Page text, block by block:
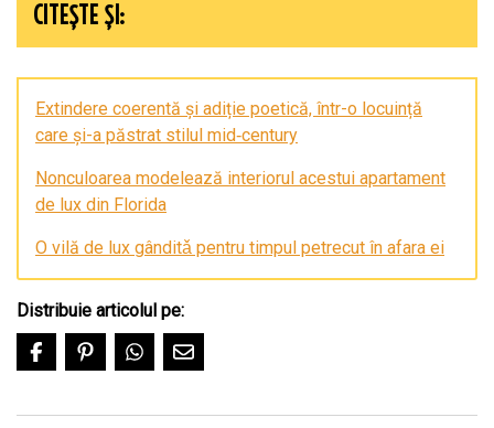
CITEȘTE ȘI:
Extindere coerentă și adiție poetică, într-o locuință
care și-a păstrat stilul mid‑century
Nonculoarea modelează interiorul acestui apartament
de lux din Florida
O vilă de lux gânditǎ pentru timpul petrecut în afara ei
Distribuie articolul pe: